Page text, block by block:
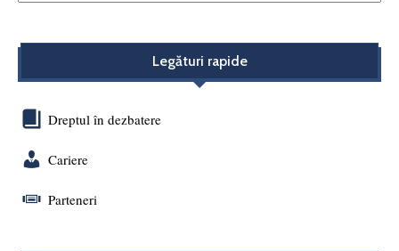
Legături rapide
Dreptul în dezbatere
Cariere
Parteneri